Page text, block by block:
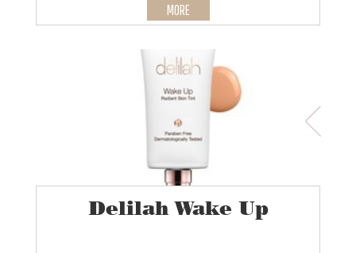
MORE
Delilah Wake Up